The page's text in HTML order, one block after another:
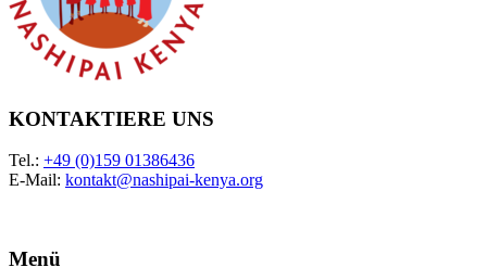
KONTAKTIERE UNS
Tel.: +49 (0)159 01386436
E-Mail: kontakt@nashipai-kenya.org
Menü